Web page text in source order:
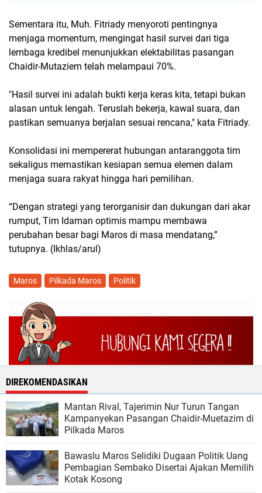
Sementara itu, Muh. Fitriady menyoroti pentingnya
menjaga momentum, mengingat hasil survei dari tiga
lembaga kredibel menunjukkan elektabilitas pasangan
Chaidir-Mutaziem telah melampaui 70%.
"Hasil survei ini adalah bukti kerja keras kita, tetapi bukan
alasan untuk lengah. Teruslah bekerja, kawal suara, dan
pastikan semuanya berjalan sesuai rencana," kata Fitriady.
Konsolidasi ini mempererat hubungan antaranggota tim
sekaligus memastikan kesiapan semua elemen dalam
menjaga suara rakyat hingga hari pemilihan.
“Dengan strategi yang terorganisir dan dukungan dari akar
rumput, Tim Idaman optimis mampu membawa
perubahan besar bagi Maros di masa mendatang,”
tutupnya. (Ikhlas/arul)
Maros Pilkada Maros Politik
DIREKOMENDASIKAN
Mantan Rival, Tajerimin Nur Turun Tangan
Kampanyekan Pasangan Chaidir-Muetazim di
Pilkada Maros
Bawaslu Maros Selidiki Dugaan Politik Uang
Pembagian Sembako Disertai Ajakan Memilih
Kotak Kosong